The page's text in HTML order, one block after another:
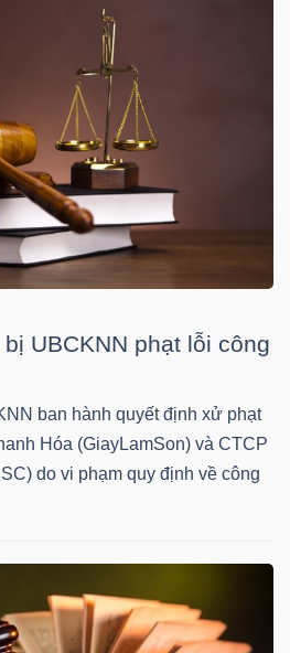
UBCKNN phạt lỗi công
ban hành quyết định xử phạt
Hóa (GiayLamSon) và CTCP
do vi phạm quy định về công